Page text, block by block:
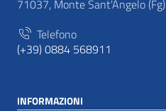
71037, Monte Sant'Angelo (Fg)
Telefono
(+39) 0884 568911
INFORMAZIONI